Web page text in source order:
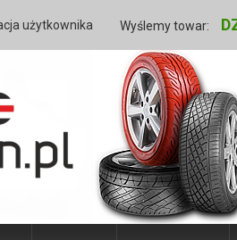
użytkownika Wyślemy towar: